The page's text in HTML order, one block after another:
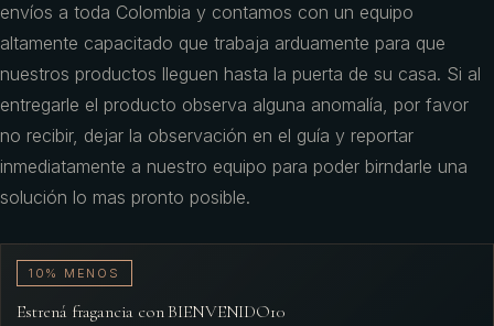
envíos a toda Colombia y contamos con un equipo
altamente capacitado que trabaja arduamente para que
nuestros productos lleguen hasta la puerta de su casa. Si al
entregarle el producto observa alguna anomalía, por favor
no recibir, dejar la observación en el guía y reportar
inmediatamente a nuestro equipo para poder birndarle una
solución lo mas pronto posible.
10% MENOS
Estrená fragancia con BIENVENIDO10